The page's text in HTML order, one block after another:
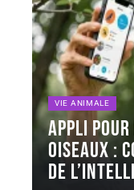
VIE ANIMALE
Appli
oiseaux :
de